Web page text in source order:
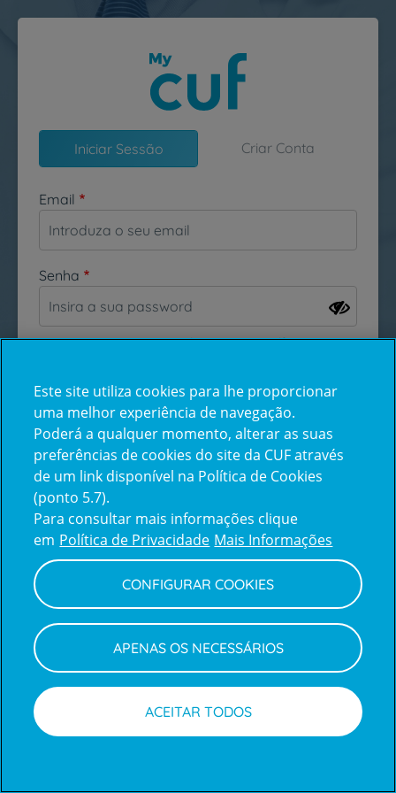
Passar para o conteúdo principal
Iniciar Sessão Criar Conta
Email
Senha
Esqueceu-se da sua password?
Inicie sessão com a Apple
Centro de Apoio ao Cliente | Política de Privacidade e Cookies
Este site utiliza cookies para lhe proporcionar
uma melhor experiência de navegação.
Poderá a qualquer momento, alterar as suas
preferências de cookies do site da CUF através
de um link disponível na Política de Cookies
(ponto 5.7).
Para consultar mais informações clique
em Política de Privacidade Mais Informações
CONFIGURAR COOKIES
APENAS OS NECESSÁRIOS
ACEITAR TODOS